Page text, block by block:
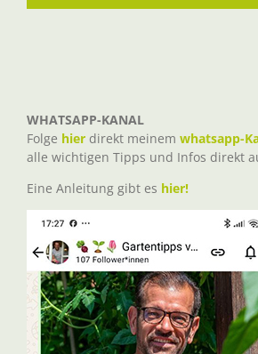
WHATSAPP-KANAL
Folge hier direkt meinem whatsapp-
alle wichtigen Tipps und Infos direkt
Eine Anleitung gibt es hier!